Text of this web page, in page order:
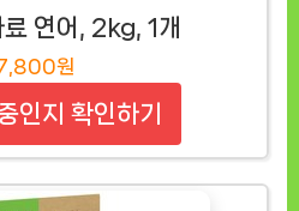
연어, 2kg, 1개
원
인지 확인하기